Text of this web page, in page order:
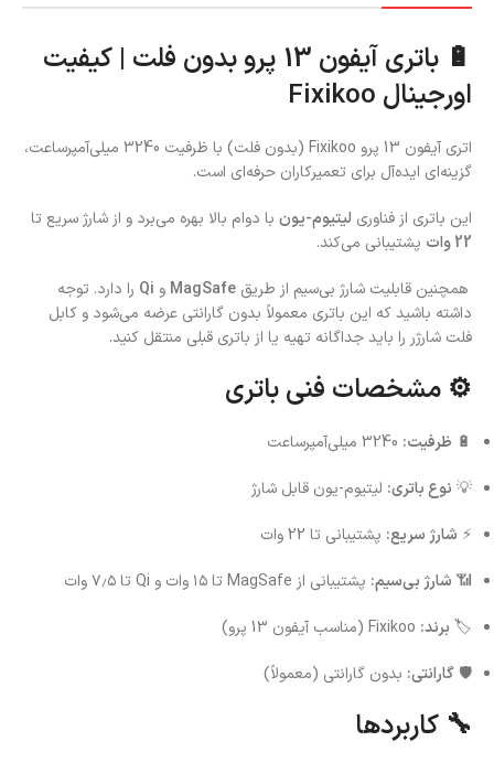
🔋 باتری آیفون 13 پرو بدون فلت | کیفیت
اورجینال Fixikoo
اتری آیفون 13 پرو Fixikoo (بدون فلت) با ظرفیت 3240 میلی‌آمپر‌ساعت،
گزینه‌ای ایده‌آل برای تعمیرکاران حرفه‌ای است.
این باتری از فناوری لیتیوم-یون با دوام بالا بهره می‌برد و از شارژ سریع تا
22 وات
پشتیبانی می‌کند.
همچنین قابلیت شارژ بی‌سیم از طریق MagSafe و Qi را دارد. توجه
داشته باشید که این باتری معمولاً بدون گارانتی عرضه می‌شود و کابل
فلت شارژر را باید جداگانه تهیه یا از باتری قبلی منتقل کنید.
⚙️ مشخصات فنی باتری
🔋 ظرفیت:
💡 نوع باتری: لیتیوم-یون قابل شارژ
⚡ شارژ سریع: پشتیبانی تا 22 وات
📶 شارژ بی‌سیم: پشتیبانی از MagSafe تا ۱۵ وات و Qi تا ۷٫۵ وات
🏷 برند:
🛡 گارانتی: بدون گارانتی (معمولاً)
🔧 کاربردها